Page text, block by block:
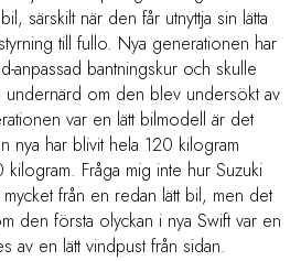
särskilt när den får utnyttja sin lätta
till fullo. Nya generationen har
anpassad bantningskur och skulle
om den blev undersökt av
var en lätt bilmodell är det
nya har blivit hela 120 kilogram
Fråga mig inte hur Suzuki
mycket från en redan lätt bil, men det
den första olyckan i nya Swift var en
av en lätt vindpust från sidan.